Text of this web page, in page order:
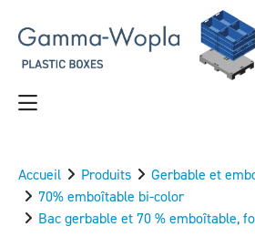
Accueil Produits
Gerbable et
70% emboîtable bi-color
Bac gerbable et 70 % emboîtable,